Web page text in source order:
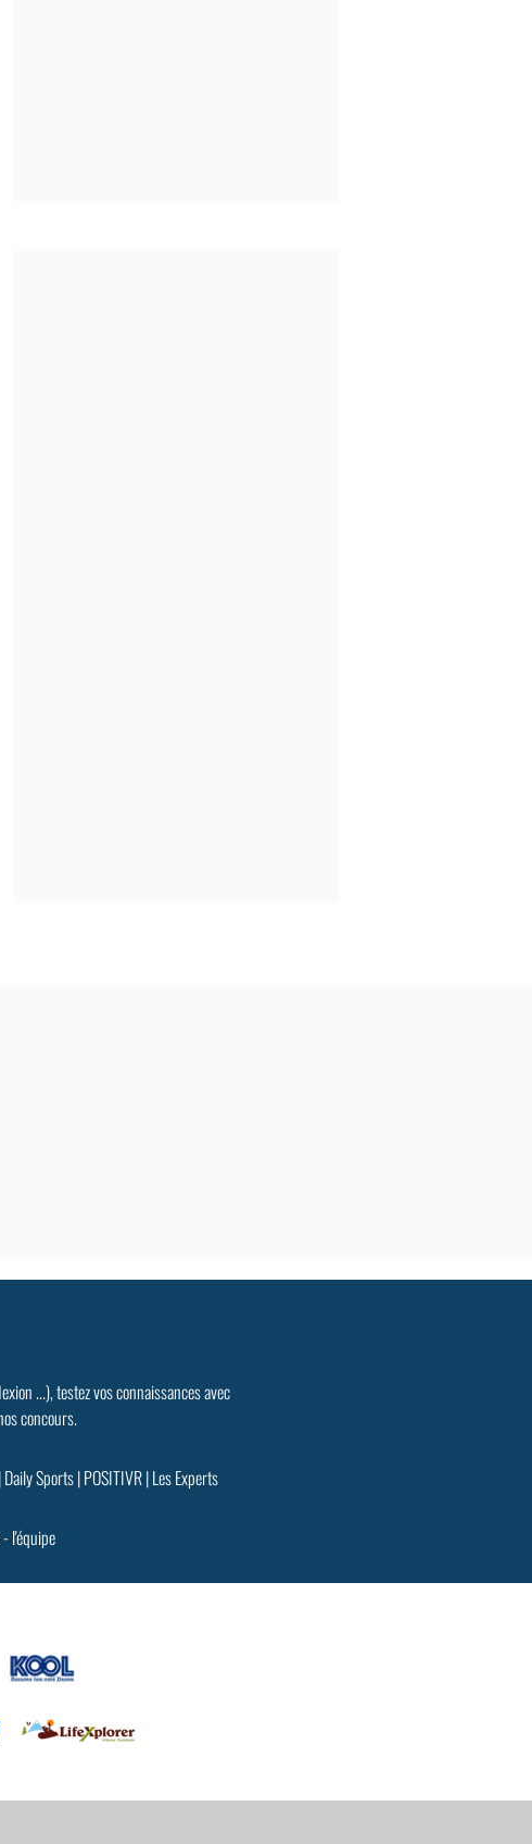
...), testez vos connaissances avec
concours.
Daily Sports|POSITIVR|Les Experts
- l'équipe